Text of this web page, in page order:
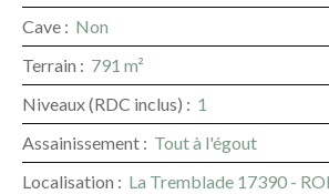
Cave : Non
Terrain : 791 m²
Niveaux (RDC inclus) : 1
Assainissement : Tout à l'égout
Localisation : La Tremblade 17390 -